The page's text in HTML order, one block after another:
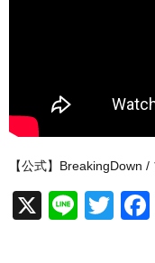
【公式】BreakingDown
X
Li
T